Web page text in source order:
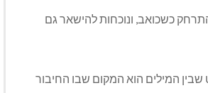
כשכואב, ונוכחות להישאר גם
המילים הוא המקום שבו החיבור